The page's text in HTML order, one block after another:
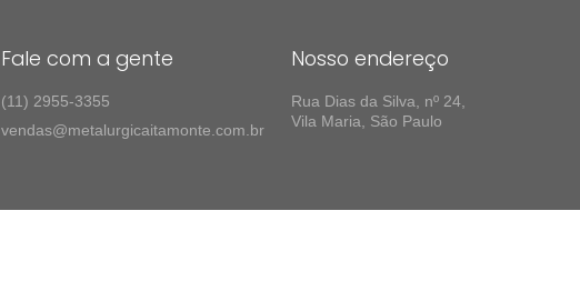
Fale com a gente
(11) 2955-3355
vendas@metalurgicaitamonte.com.br
Nosso endereço
Rua Dias da Silva, nº 24,
Vila Maria, São Paulo